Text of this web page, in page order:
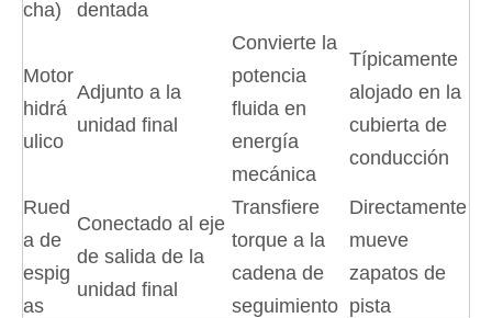
cha) dentada
Motor
hidrá
ulico
Adjunto a la
unidad final
Convierte la
potencia
fluida en
energía
mecánica
Típicamente
alojado en la
cubierta de
conducción
Rued
a de
espig
as
Conectado al eje
de salida de la
unidad final
Transfiere
torque a la
cadena de
seguimiento
Directamente
mueve
zapatos de
pista